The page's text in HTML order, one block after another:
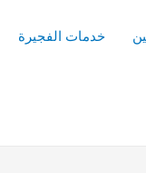
خدمات الفجيرة